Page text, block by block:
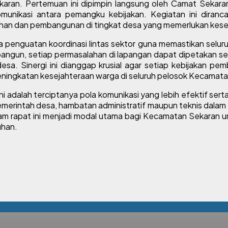
Pertemuan ini dipimpin langsung oleh Camat
antara pemangku kebijakan. Kegiatan ini
dan pembangunan di tingkat desa yang memerlukan
koordinasi lintas sektor guna memastikan
setiap permasalahan di lapangan dapat dipetakan
Sinergi ini dianggap krusial agar setiap kebijakan
kesejahteraan warga di seluruh pelosok
adalah terciptanya pola komunikasi yang lebih efektif
desa, hambatan administratif maupun teknis
rapat ini menjadi modal utama bagi Kecamatan